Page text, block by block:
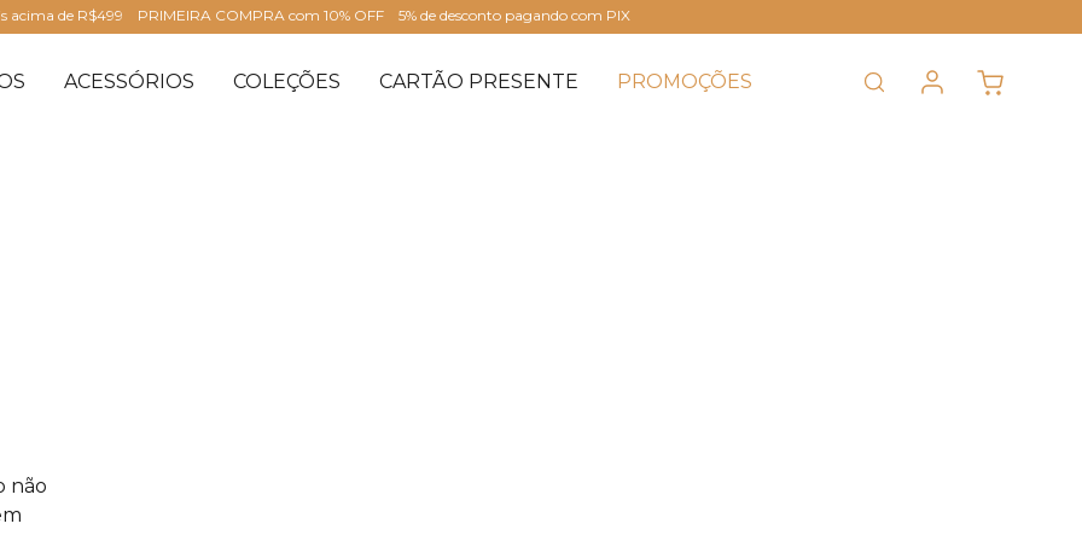
acima de R$499 PRIMEIRA COMPRA com 10% OFF 5% de desconto pagando com PIX
ACESSÓRIOS COLEÇÕES CARTÃO PRESENTE PROMOÇÕES
não